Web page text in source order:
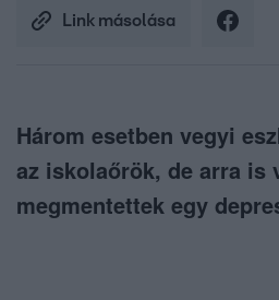
Link másolása
Három esetben vegyi
az iskolaőrök, de arra is
megmentettek egy